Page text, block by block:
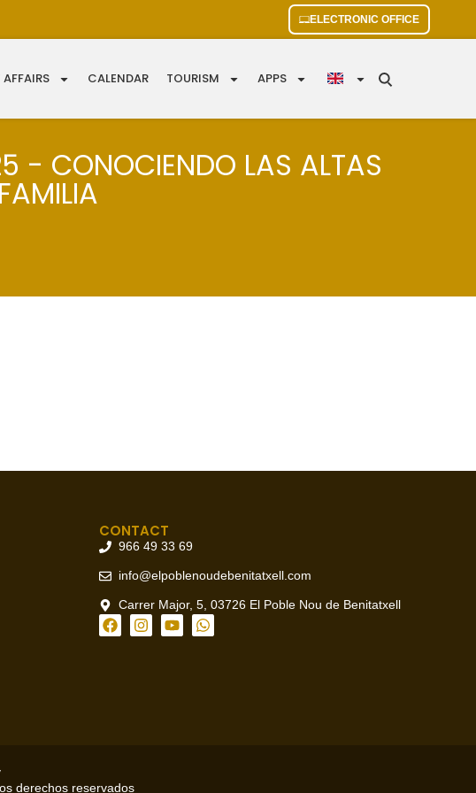
ELECTRONIC OFFICE
AFFAIRS CALENDAR TOURISM APPS
- CONOCIENDO LAS ALTAS
CONTACT
966 49 33 69
info@elpoblenoudebenitatxell.com
Carrer Major, 5, 03726 El Poble Nou de Benitatxell
derechos reservados